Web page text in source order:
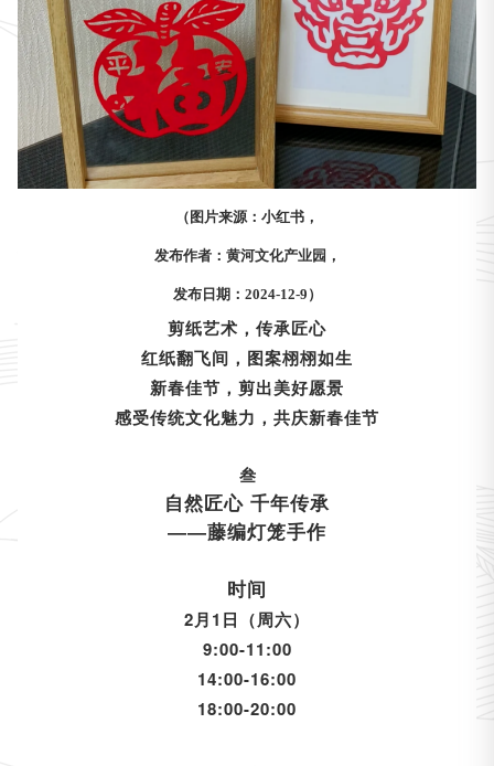
（图片来源：小红书，
发布作者：黄河文化产业园，
发布日期：2024-12-9）
剪纸艺术，传承匠心
红纸翻飞间，图案栩栩如生
新春佳节，剪出美好愿景
感受传统文化魅力，共庆新春佳节
叁
自然匠心 千年传承
——藤编灯笼手作
时间
2月1日（周六）
9:00-11:00
14:00-16:00
18:00-20:00